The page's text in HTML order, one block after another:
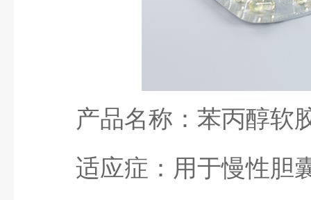
产品名称：苯丙醇软
适应症：用于慢性胆